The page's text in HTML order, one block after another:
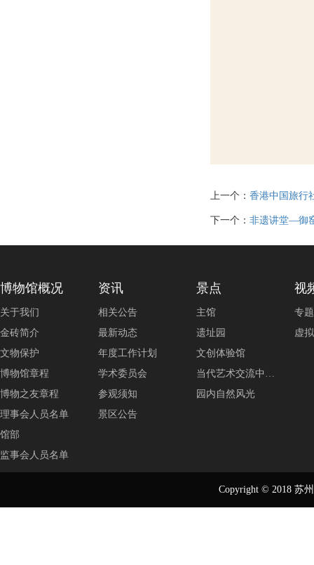
上一个： 香港中国旅行
下一个： 非遗讲堂—御
博物馆概况
关于我们
金砖简介
文物保护
博物馆章程
博物之友章程
理事会人员名单
馆部
监事会人员名单
资讯
相关公告
最新动态
年度工作计划
学术委员会
参观须知
景区公告
景点
主馆
遗址园
文创体验馆
当代艺术交流中…
园内自然风光
视
专
虚
Copyright © 2018 苏